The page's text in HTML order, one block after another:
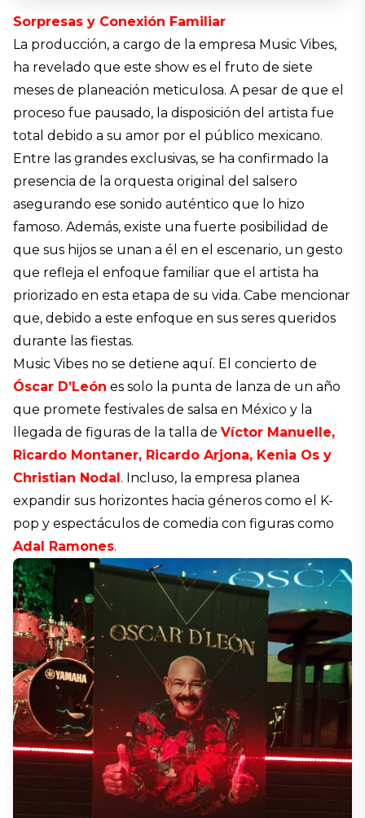
Sorpresas y Conexión Familiar
La producción, a cargo de la empresa Music Vibes,
ha revelado que este show es el fruto de siete
meses de planeación meticulosa. A pesar de que el
proceso fue pausado, la disposición del artista fue
total debido a su amor por el público mexicano.
Entre las grandes exclusivas, se ha confirmado la
presencia de la orquesta original del salsero
asegurando ese sonido auténtico que lo hizo
famoso. Además, existe una fuerte posibilidad de
que sus hijos se unan a él en el escenario, un gesto
que refleja el enfoque familiar que el artista ha
priorizado en esta etapa de su vida. Cabe mencionar
que, debido a este enfoque en sus seres queridos
durante las fiestas.
Music Vibes no se detiene aquí. El concierto de
Óscar D’León es solo la punta de lanza de un año
que promete festivales de salsa en México y la
llegada de figuras de la talla de Víctor Manuelle,
Ricardo Montaner, Ricardo Arjona, Kenia Os y
Christian Nodal. Incluso, la empresa planea
expandir sus horizontes hacia géneros como el K-
pop y espectáculos de comedia con figuras como
Adal Ramones.